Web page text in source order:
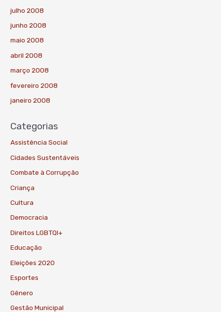
julho 2008
junho 2008
maio 2008
abril 2008
março 2008
fevereiro 2008
janeiro 2008
Categorias
Assistência Social
Cidades Sustentáveis
Combate à Corrupção
Criança
Cultura
Democracia
Direitos LGBTQI+
Educação
Eleições 2020
Esportes
Gênero
Gestão Municipal